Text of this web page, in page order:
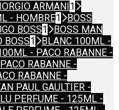
ARMANI 1
- HOMBRE1
BOSS
BOSS1
BOSS MAN
BOSS1
BLANC 100ML -
- PACO RABANNE -
RABANNE -
RABANNE -
PAUL GAULTIER -
PERFUME - 125ML -